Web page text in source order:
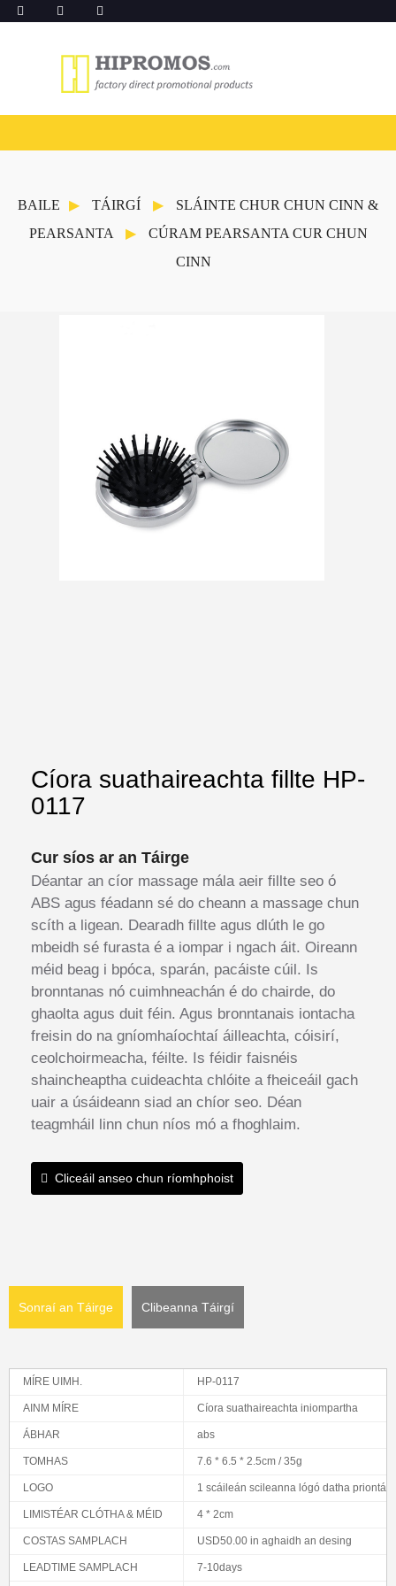
BAILE TÁIRGÍ
SLÁINTE CHUR CHUN CINN &
PEARSANTA
CÚRAM PEARSANTA CUR CHUN
CINN
Cíora suathaireachta fillte HP-
0117
Cur síos ar an Táirge
Déantar an cíor massage mála aeir fillte seo ó
ABS agus féadann sé do cheann a massage chun
scíth a ligean. Dearadh fillte agus dlúth le go
mbeidh sé furasta é a iompar i ngach áit. Oireann
méid beag i bpóca, sparán, pacáiste cúil. Is
bronntanas nó cuimhneachán é do chairde, do
ghaolta agus duit féin. Agus bronntanais iontacha
freisin do na gníomhaíochtaí áilleachta, cóisirí,
ceolchoirmeacha, féilte. Is féidir faisnéis
shaincheaptha cuideachta chlóite a fheiceáil gach
uair a úsáideann siad an chíor seo. Déan
teagmháil linn chun níos mó a fhoghlaim.
Cliceáil anseo chun ríomhphoist
Sonraí an Táirge Clibeanna Táirgí
MÍRE UIMH. HP-0117
AINM MÍRE Cíora suathaireachta iniompartha
ÁBHAR abs
TOMHAS 7.6 * 6.5 * 2.5cm / 35g
LOGO 1 scáileán scileanna lógó datha
LIMISTÉAR CLÓTHA & MÉID 4 * 2cm
COSTAS SAMPLACH USD50.00 in aghaidh an desing
LEADTIME SAMPLACH 7-10days